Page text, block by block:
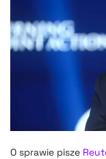
O sprawie pisze